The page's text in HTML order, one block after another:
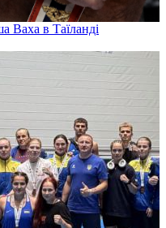
Ваха в Таїланді